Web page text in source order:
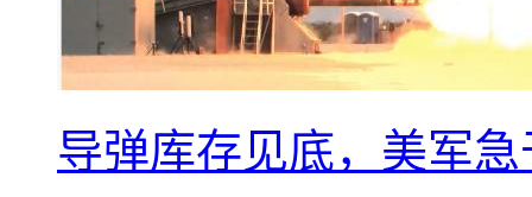
导弹库存见底，美军